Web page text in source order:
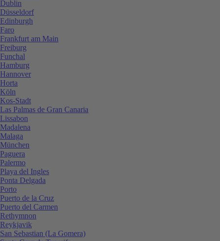
Dublin
Düsseldorf
Edinburgh
Faro
Frankfurt am Main
Freiburg
Funchal
Hamburg
Hannover
Horta
Köln
Kos-Stadt
Las Palmas de Gran Canaria
Lissabon
Madalena
Malaga
München
Paguera
Palermo
Playa del Ingles
Ponta Delgada
Porto
Puerto de la Cruz
Puerto del Carmen
Rethymnon
Reykjavik
San Sebastian (La Gomera)